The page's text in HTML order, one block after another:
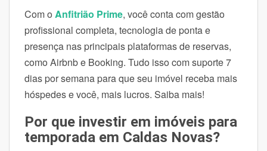
Com o Anfitrião Prime, você conta com gestão
profissional completa, tecnologia de ponta e
presença nas principais plataformas de reservas,
como Airbnb e Booking. Tudo isso com suporte 7
dias por semana para que seu imóvel receba mais
hóspedes e você, mais lucros. Saiba mais!
Por que investir em imóveis para
temporada em Caldas Novas?